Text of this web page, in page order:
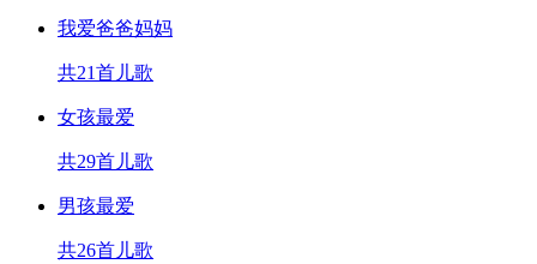
我爱爸爸妈妈
共21首儿歌
女孩最爱
共29首儿歌
男孩最爱
共26首儿歌